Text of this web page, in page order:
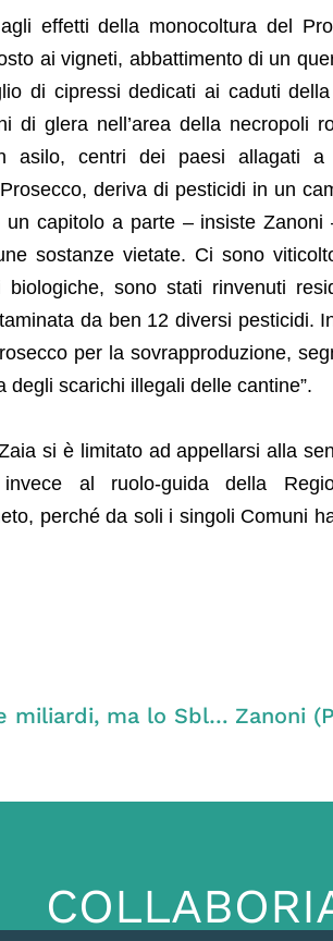
effetti della monocoltura del
ai vigneti, abbattimento di un
di cipressi dedicati ai caduti
di glera nell’area della necropoli
centri dei paesi allagati a
deriva di pesticidi in un
capitolo a parte – insiste Zanoni
sostanze vietate. Ci sono
sono stati rinvenuti
da ben 12 diversi pesticidi.
per la sovrapproduzione,
scarichi illegali delle cantine”.
si è limitato ad appellarsi alla
al ruolo-guida della
perché da soli i singoli Comuni
Zanoni (PD): “In Veneto evasione per nove miliardi, ma lo Sbloccacantieri favorisce chi non paga le tasse e i corruttori”